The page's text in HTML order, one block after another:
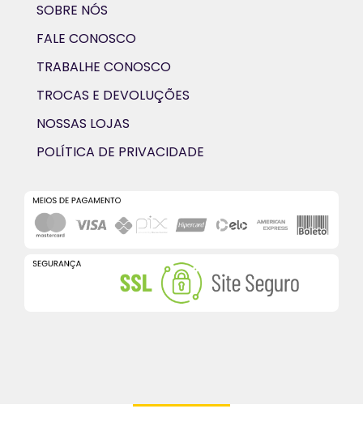
SOBRE NÓS
FALE CONOSCO
TRABALHE CONOSCO
TROCAS E DEVOLUÇÕES
NOSSAS LOJAS
POLÍTICA DE PRIVACIDADE